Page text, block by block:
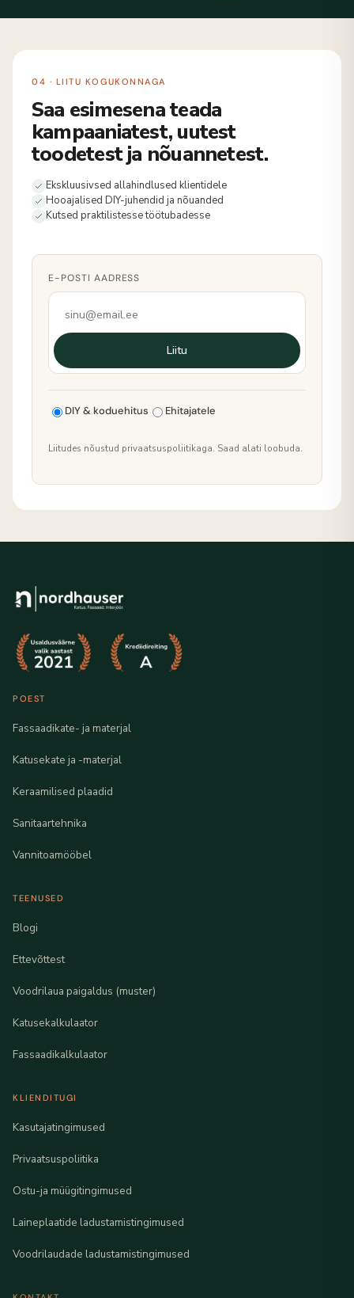
04 · LIITU KOGUKONNAGA
Saa esimesena teada
kampaaniatest, uutest
toodetest ja nõuannetest.
Ekskluusivsed allahindlused klientidele
Hooajalised DIY-juhendid ja nõuanded
Kutsed praktilistesse töötubadesse
E-POSTI AADRESS
Liitu
DIY & koduehitus Ehitajatele
Liitudes nõustud privaatsuspoliitikaga. Saad alati loobuda.
POEST
Fassaadikate- ja materjal
Katusekate ja -materjal
Keraamilised plaadid
Sanitaartehnika
Vannitoamööbel
TEENUSED
Blogi
Ettevõttest
Voodrilaua paigaldus (muster)
Katusekalkulaator
Fassaadikalkulaator
KLIENDITUGI
Kasutajatingimused
Privaatsuspoliitika
Ostu-ja müügitingimused
Laineplaatide ladustamistingimused
Voodrilaudade ladustamistingimused